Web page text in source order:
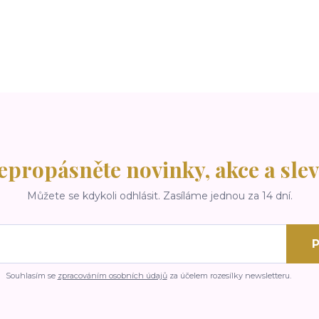
novinky, akce a
Můžete se kdykoli odhlásit. Zasíláme jednou za 14 dní.
Souhlasím se zpracováním osobních údajůza účelem rozesílky newsletteru.